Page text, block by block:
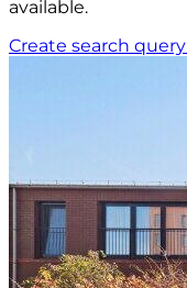
available.
Create search query